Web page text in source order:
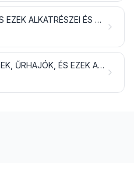
JÁRMŰVEK ÉS EZEK ALKATRÉSZEI ÉS TARTOZÉKAI, A VASÚTI VAGY VILLAMOSVASÚTI SÍNHEZ KÖTÖTT JÁRMŰVEK KIVÉTELÉVEL
LÉGI JÁRMŰVEK, ŰRHAJÓK, ÉS EZEK ALKATRÉSZEI